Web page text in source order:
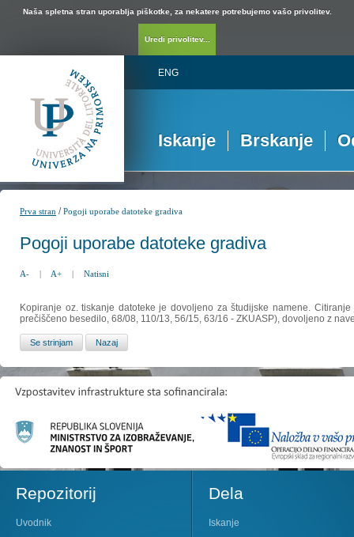
Naša spletna stran uporablja piškotke, za nekatere potrebujemo vašo privolitev.
Uredi privolitev...
ENG
Iskanje Brskanje
Prva stran /Pogoji uporabe datoteke gradiva
Pogoji uporabe datoteke gradiva
A- | A+ | Natisni
Kopiranje oz. tiskanje datoteke je dovoljeno za študijske namene.
prečiščeno besedilo, 68/08, 110/13, 56/15, 63/16 - ZKUASP), dovoljeno z
Repozitorij
Uvodnik
Dela
Iskanje